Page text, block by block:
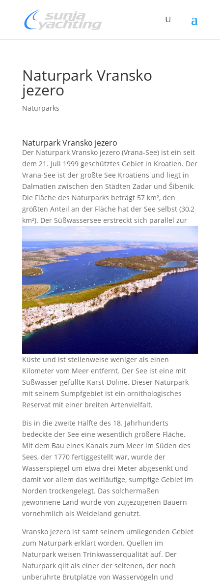
Naturpark Vransko
jezero
Naturparks
Naturpark Vransko jezero
Der Naturpark Vransko jezero (Vrana-See) ist ein seit
dem 21. Juli 1999 geschütztes Gebiet in Kroatien. Der
Vrana-See ist der größte See Kroatiens und liegt in
Dalmatien zwischen den Städten Zadar und Šibenik.
Die Fläche des Naturparks beträgt 57 km², den
größten Anteil an der Fläche hat der See selbst (30,2
km²). Der Süßwassersee erstreckt sich parallel zur
Küste und ist stellenweise weniger als einen
Kilometer vom Meer entfernt. Der See ist eine mit
Süßwasser gefüllte Karst-Doline. Dieser Naturpark
mit seinem Sumpfgebiet ist ein ornithologisches
Reservat mit einer breiten Artenvielfalt.
Bis in die zweite Hälfte des 18. Jahrhunderts
bedeckte der See eine wesentlich größere Fläche.
Mit dem Bau eines Kanals zum Meer im Süden des
Sees, der 1770 fertiggestellt war, wurde der
Wasserspiegel um etwa drei Meter abgesenkt und
damit vor allem das weitläufige, sumpfige Gebiet im
Norden trockengelegt. Das solchermaßen
gewonnene Land wurde von zugezogenen Bauern
vornehmlich als Weideland genutzt.
Vransko jezero ist samt seinem umliegenden Gebiet
zum Naturpark erklärt worden. Quellen im
Naturpark weisen Trinkwasserqualität auf. Der
Naturpark qilt als einer der seltenen, der noch
unberührte Brutplätze von Wasservögeln und